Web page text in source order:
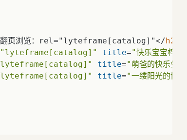
接翻页浏览：rel="lyteframe[catalog]"</h2
"lyteframe[catalog]" title="快乐宝宝梓萌"
title="萌爸的快乐生活"
title="一缕阳光的博客"